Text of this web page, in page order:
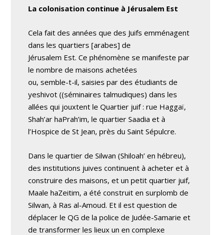
La colonisation continue à Jérusalem Est
Cela fait des années que des Juifs emménagent
dans les quartiers [arabes] de
Jérusalem Est. Ce phénomène se manifeste par
le nombre de maisons achetées
ou, semble-t-il, saisies par des étudiants de
yeshivot ((séminaires talmudiques) dans les
allées qui jouxtent le Quartier juif : rue Haggaï,
Shah’ar haPrah’im, le quartier Saadia et à
l’Hospice de St Jean, près du Saint Sépulcre.
Dans le quartier de Silwan (Shiloah’ en hébreu),
des institutions juives continuent à acheter et à
construire des maisons, et un petit quartier juif,
Maale haZeitim, a été construit en surplomb de
Silwan, à Ras al-Amoud. Et il est question de
déplacer le QG de la police de Judée-Samarie et
de transformer les lieux un en complexe